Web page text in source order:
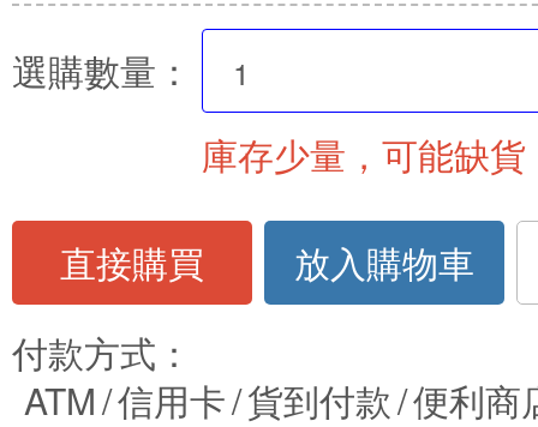
選購數量：
庫存少量，可能缺貨
直接購買
放入購物車
付款方式：
ATM/信用卡/貨到付款/便利商